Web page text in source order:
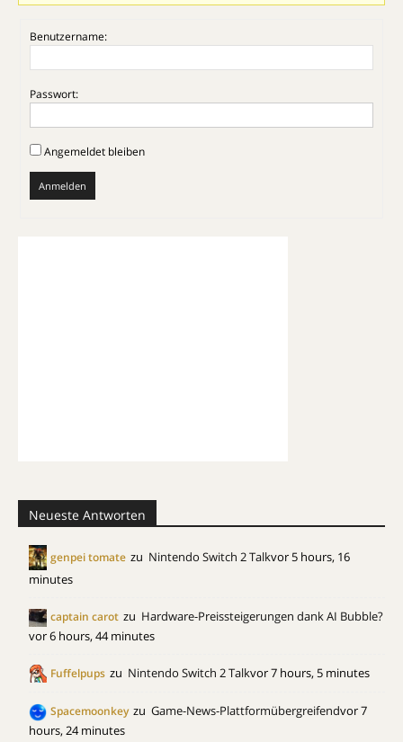
Benutzername:
Passwort:
Angemeldet bleiben
Anmelden
Neueste Antworten
genpei tomate zu Nintendo Switch 2 Talkvor 5 hours, 16
minutes
captain carot zu Hardware-Preissteigerungen dank AI Bubble?
vor 6 hours, 44 minutes
Fuffelpups zu Nintendo Switch 2 Talkvor 7 hours, 5 minutes
Spacemoonkey zu Game-News-Plattformübergreifendvor 7
hours, 24 minutes